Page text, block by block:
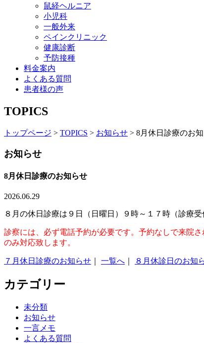
鼠経ヘルニア
小児科
一般外来
ペインクリニック
健康診断
予防接種
料金案内
よくある質問
患者様の声
TOPICS
トップページ > TOPICS > お知らせ > 8月休日診療のお
お知らせ
8月休日診療のお知らせ
2026.06.29
８月の休日診療は９日（日曜日）９時～１７時（診療受
診察には、必ず電話予約が必要です。予約なしで来院
のみ対応致します。
７月休日診療のお知らせ 一覧へ ８月休診日のお知
カテゴリー
未分類
お知らせ
一言メモ
よくある質問